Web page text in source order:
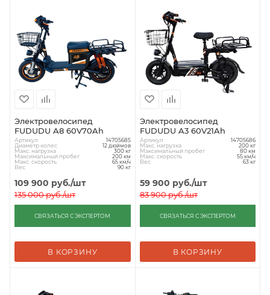
Электровелосипед
FUDUDU A8 60V70Ah
Артикул 14705685
Диаметр колес 12 дюймов
Макс. нагрузка 300 кг
Максимальный пробег 200 км
Макс. скорость 65 км/ч
Вес 90 кг
109 900 руб./шт
135 000руб./шт
СВЯЗАТЬСЯ С ЭКСПЕРТОМ
В КОРЗИНУ
Электровелосипед
FUDUDU A3 60V21Ah
Артикул 14705686
Макс. нагрузка 200 кг
Максимальный пробег 80 км
Макс. скорость 55 км/ч
Вес 63 кг
59 900 руб./шт
83 900руб./шт
СВЯЗАТЬСЯ С ЭКСПЕРТОМ
В КОРЗИНУ